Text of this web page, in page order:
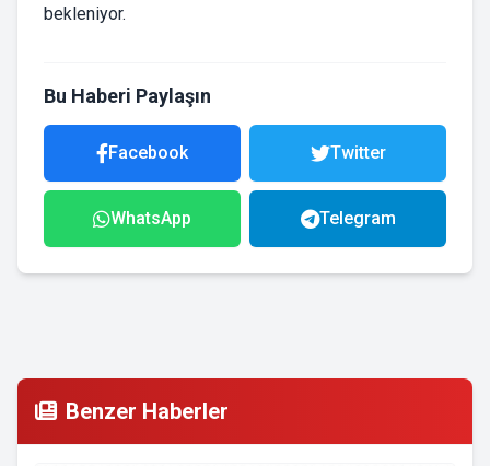
bekleniyor.
Bu Haberi Paylaşın
Facebook Twitter
WhatsApp Telegram
Benzer Haberler